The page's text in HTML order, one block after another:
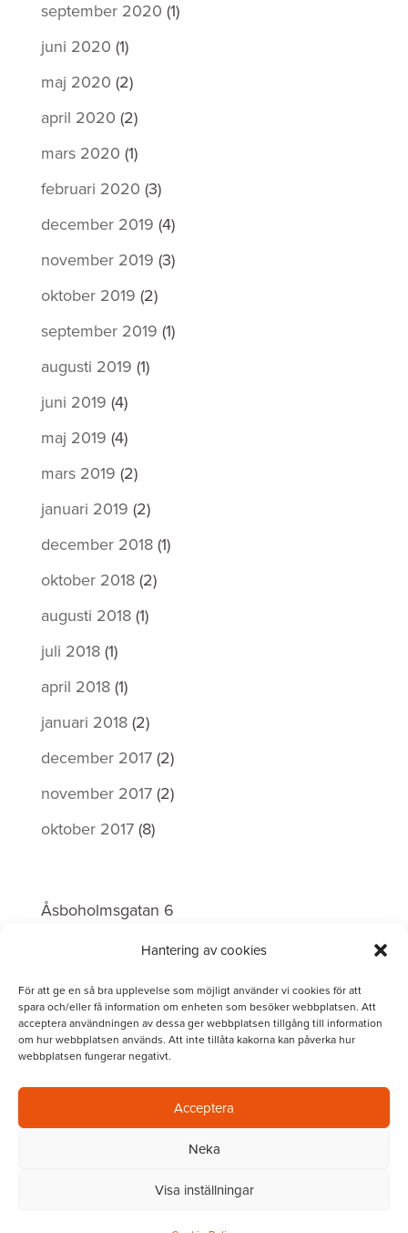
Hantering av cookies
För att ge en så bra upplevelse som möjligt använder vi cookies för att
spara och/eller få information om enheten som besöker webbplatsen. Att
acceptera användningen av dessa ger webbplatsen tillgång till information
om hur webbplatsen används. Att inte tillåta kakorna kan påverka hur
webbplatsen fungerar negativt.
Acceptera
Neka
Visa inställningar
september 2020 (1)
juni 2020 (1)
maj 2020 (2)
april 2020 (2)
mars 2020 (1)
februari 2020 (3)
december 2019 (4)
november 2019 (3)
oktober 2019 (2)
september 2019 (1)
augusti 2019 (1)
juni 2019 (4)
maj 2019 (4)
mars 2019 (2)
januari 2019 (2)
december 2018(1)
oktober 2018(2)
augusti 2018(1)
juli 2018(1)
april 2018(1)
januari 2018(2)
december 2017(2)
november 2017(2)
oktober 2017(8)
Åsboholmsgatan 6
IT-Portal|Integritetspolicy